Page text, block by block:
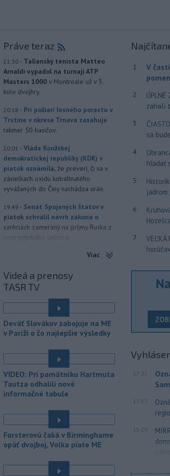
Práve teraz
21:30 - Taliansky tenista Matteo
Arnaldi vypadol na turnaji ATP
Masters 1000 v Montreale už v 3.
kole dvojhry.
20:18 - Pri požiari lesného porastu v
Trstíne v okrese Trnava zasahuje
takmer 50 hasičov.
20:01 - Vláda Konžskej
demokratickej republiky (KDR) v
piatok oznámila, že preverí, či sa v
zásielkach oxidu kobaltnatého
vyvážaných do Číny nachádza urán.
19:49 - Senát Spojených štátov v
piatok schválil návrh zákona o
sankciách zameraný na príjmy Ruska z
energetického sektora.
Slovenská polícia prispela k
ktorý sa podarilo ukončiť
právoplatným odsúdením páchateľa v
15:21 - Piatkový požiar v
bratislavskej rafinérii Slovnaft je
pod kontrolou.Príčina jeho vzniku
TASR to potvrdil hovorca rafinérie
Anton Molnár.
15:17 - Ministerstvo kultúry (MK) SR
upraví verziu opatrenia o
pôsobnosti rezortu.
14:17 -
V bratislavskej rafinérii
Slovnaft horí uskladnený ropný
produkt.
TASR o tom informovala
rafinéria s tým, že obyvateľom nehrozí
Viac
Videá a prenosy
TASR TV
Deväť Slovákov zabojuje na ME
v Paríži o čo najlepšie výsledky
VIDEO: Pri pamätníku Hartmuta
Tautza odhalili nové
informačné tabule
Forsterovú čaká v Birminghame
opäť dvojboj, Volka piate ME
1
V
2
zahalí
3
sa
4
hľadať
5
6
7
VEĽKÁ
17:32
17:17
15:09